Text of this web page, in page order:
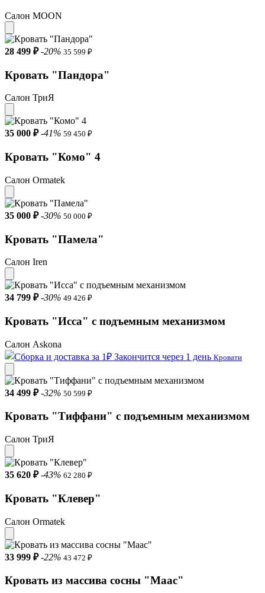
Салон MOON
28 499 ₽ -20% 35 599 ₽
Кровать "Пандора"
Салон ТриЯ
35 000 ₽ -41% 59 450 ₽
Кровать "Комо" 4
Салон Ormatek
35 000 ₽ -30% 50 000 ₽
Кровать "Памела"
Салон Iren
34 799 ₽ -30% 49 426 ₽
Кровать "Исса" с подъемным механизмом
Салон Askona
Закончится через 1 день Кровати
34 499 ₽ -32% 50 599 ₽
Кровать "Тиффани" с подъемным механизмом
Салон ТриЯ
35 620 ₽ -43% 62 280 ₽
Кровать "Клевер"
Салон Ormatek
33 999 ₽ -22% 43 472 ₽
Кровать из массива сосны "Маас"